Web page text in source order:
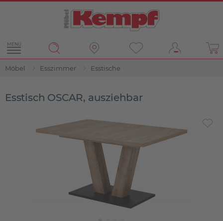
MENÜ
Möbel Esszimmer Esstische
Esstisch OSCAR, ausziehbar